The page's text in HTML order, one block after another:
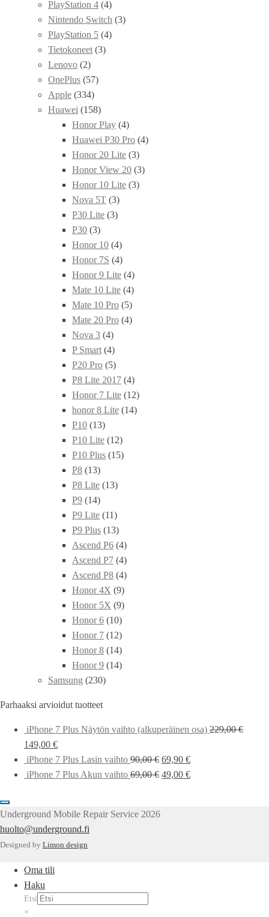
PlayStation 4 (4)
Nintendo Switch (3)
PlayStation 5 (4)
Tietokoneet (3)
Lenovo (2)
OnePlus (57)
Apple (334)
Huawei (158)
Honor Play (4)
Huawei P30 Pro (4)
Honor 20 Lite (3)
Honor View 20 (3)
Honor 10 Lite (3)
Nova 5T (3)
P30 Lite (3)
P30 (3)
Honor 10 (4)
Honor 7S (4)
Honor 9 Lite (4)
Mate 10 Lite (4)
Mate 10 Pro (5)
Mate 20 Pro (4)
Nova 3 (4)
P Smart (4)
P20 Pro (5)
P8 Lite 2017 (4)
Honor 7 Lite (12)
honor 8 Lite (14)
P10 (13)
P10 Lite (12)
P10 Plus (15)
P8 (13)
P8 Lite (13)
P9 (14)
P9 Lite (11)
P9 Plus (13)
Ascend P6 (4)
Ascend P7 (4)
Ascend P8 (4)
Honor 4X (9)
Honor 5X (9)
Honor 6 (10)
Honor 7 (12)
Honor 8 (14)
Honor 9 (14)
Samsung (230)
Parhaaksi arvioidut tuotteet
iPhone 7 Plus Näytön vaihto (alkuperäinen osa) 229,00€
149,00 €
iPhone 7 Plus Lasin vaihto 90,00€ 69,90 €
iPhone 7 Plus Akun vaihto 69,00€ 49,00 €
Underground Mobile Repair Service 2026
huolto@underground.fi
Designed by Limon design
Oma tili
Haku
Etsi
×